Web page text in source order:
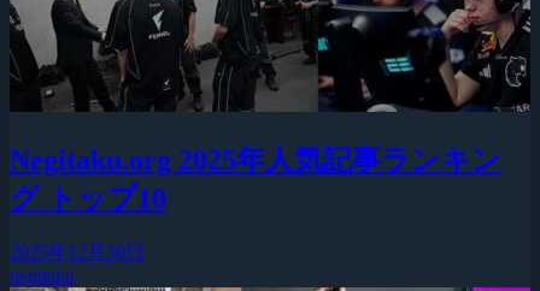
Negitaku.org 2025年人気記事ランキン
グ トップ10
2025年12月30日
negitaku